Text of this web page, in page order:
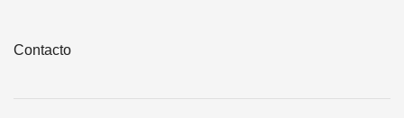
Contacto